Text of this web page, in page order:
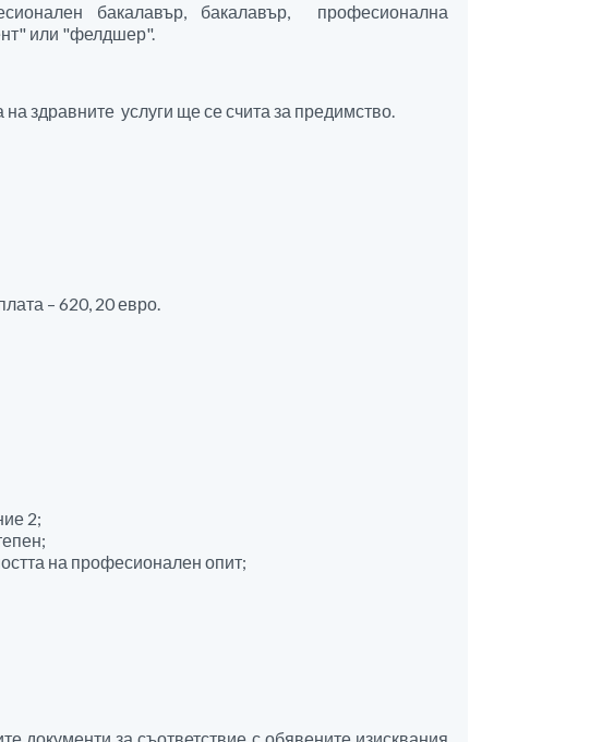
бакалавър, бакалавър, професионална
или "фелдшер".
здравните услуги ще се счита за предимство.
– 620, 20 евро.
2;
на професионален опит;